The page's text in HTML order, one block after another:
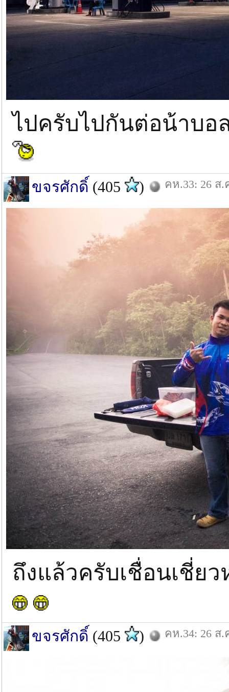
ไปครับไปกันต่อน้าบอ
ขจรศักดิ์ (405 ) คห.33: 26 ส.
ถึงแล้วครับเชื่อนเชี่ย
ขจรศักดิ์ (405 ) คห.34: 26 ส.